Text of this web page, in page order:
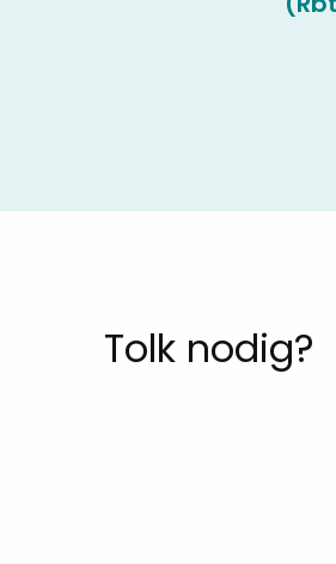
Tolk nodig?